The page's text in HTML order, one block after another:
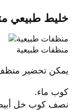
خليط طبيعي
منظفات طبيعية
يمكن تحضير
كوب ماء.
نصف كوب خل